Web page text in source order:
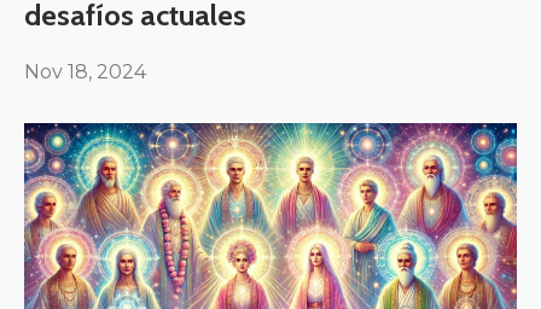
desafíos actuales
Nov 18, 2024